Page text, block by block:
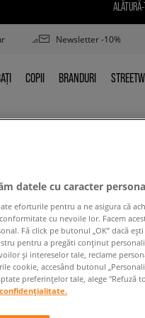
Newsletter -10%
COPII
COPII BRANDURI
BRANDURI
CONVERSE CHUCK
conținutul
datele cu caracter
eforturile pentru a ne asigura că
cu nevoile lor. Facem
Fă click pe butonul „OK” dacă
pentru a pregăti conținut
și intereselor tale, reclame
cookie, accesând butonul
preferințelor tale, alege